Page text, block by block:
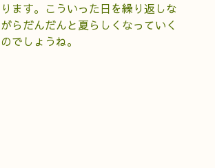
ります。こういった日を繰り返しな
がらだんだんと夏らしくなっていく
のでしょうね。